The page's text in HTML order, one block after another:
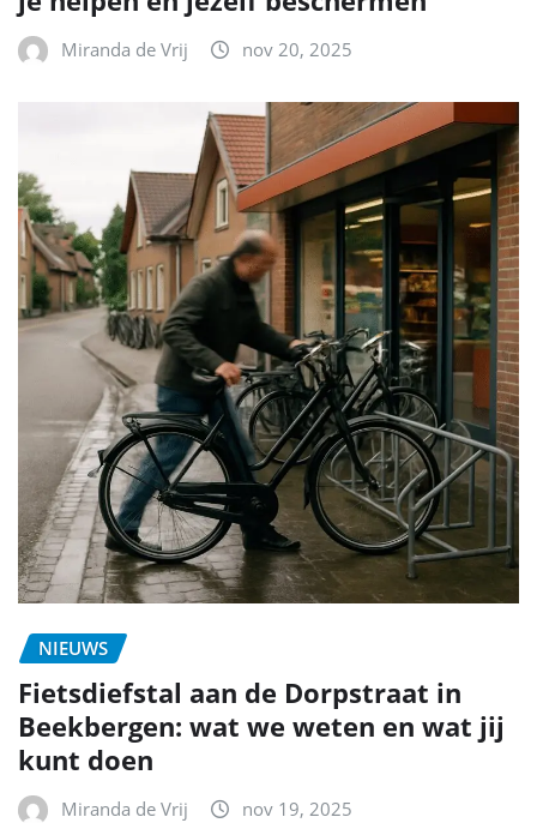
Miranda de Vrij nov 20, 2025
NIEUWS
Fietsdiefstal aan de Dorpstraat in
Beekbergen: wat we weten en wat jij
kunt doen
Miranda de Vrij nov 19, 2025